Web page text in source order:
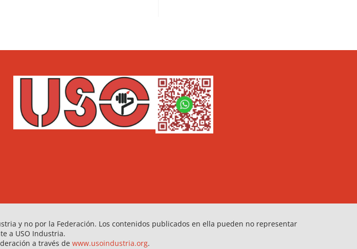
y no por la Federación. Los contenidos publicados en ella pueden no representar
a USO Industria.
a través de www.usoindustria.org.